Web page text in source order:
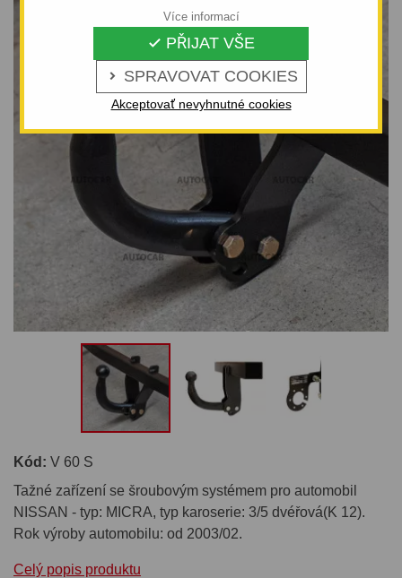
 SPRAVOVAT COOKIES
 PŘIJAT VŠE
Akceptovať nevyhnutné cookies
Více informací
Kód: V 60 S
Tažné zařízení se šroubovým systémem pro automobil
NISSAN - typ: MICRA, typ karoserie: 3/5 dvéřová(K 12).
Rok výroby automobilu: od 2003/02.
Celý popis produktu